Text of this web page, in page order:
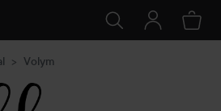
Volym